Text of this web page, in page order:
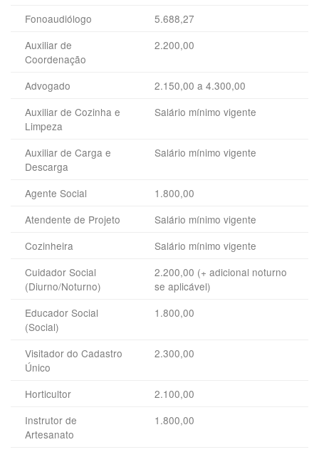
Fonoaudiólogo
5.688,27
Auxiliar de
Coordenação
2.200,00
Advogado
2.150,00 a 4.300,00
Auxiliar de Cozinha e
Limpeza
Salário mínimo vigente
Auxiliar de Carga e
Descarga
Salário mínimo vigente
Agente Social
1.800,00
Atendente de Projeto
Salário mínimo vigente
Cozinheira
Salário mínimo vigente
Cuidador Social
(Diurno/Noturno)
2.200,00 (+ adicional noturno
se aplicável)
Educador Social
(Social)
1.800,00
Visitador do Cadastro
Único
2.300,00
Horticultor
2.100,00
Instrutor de
Artesanato
1.800,00